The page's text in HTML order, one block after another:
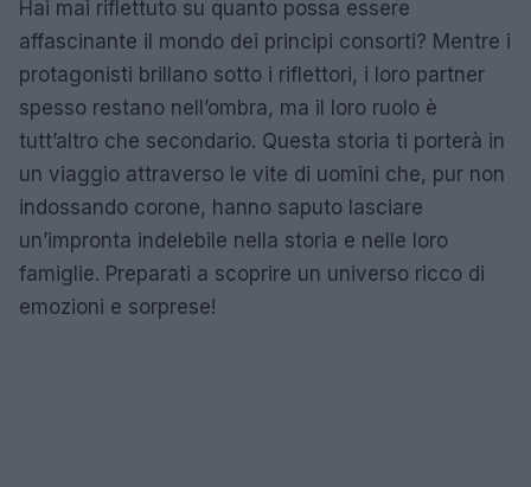
Hai mai riflettuto su quanto possa essere
affascinante il mondo dei principi consorti? Mentre i
protagonisti brillano sotto i riflettori, i loro partner
spesso restano nell’ombra, ma il loro ruolo è
tutt’altro che secondario. Questa storia ti porterà in
un viaggio attraverso le vite di uomini che, pur non
indossando corone, hanno saputo lasciare
un’impronta indelebile nella storia e nelle loro
famiglie. Preparati a scoprire un universo ricco di
emozioni e sorprese!